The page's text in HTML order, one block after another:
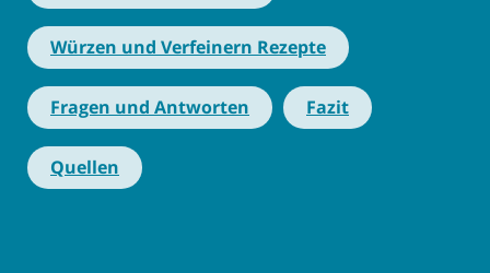
Würzen und Verfeinern Rezepte
Fragen und Antworten Fazit
Quellen